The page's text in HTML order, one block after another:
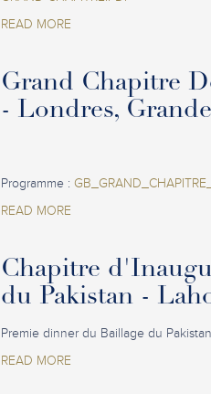
READ MORE
Grand Chapitre
- Londres,
Programme :
READ MORE
Chapitre
du Pakistan -
Premie dinner du Baillage du Pakistan
READ MORE